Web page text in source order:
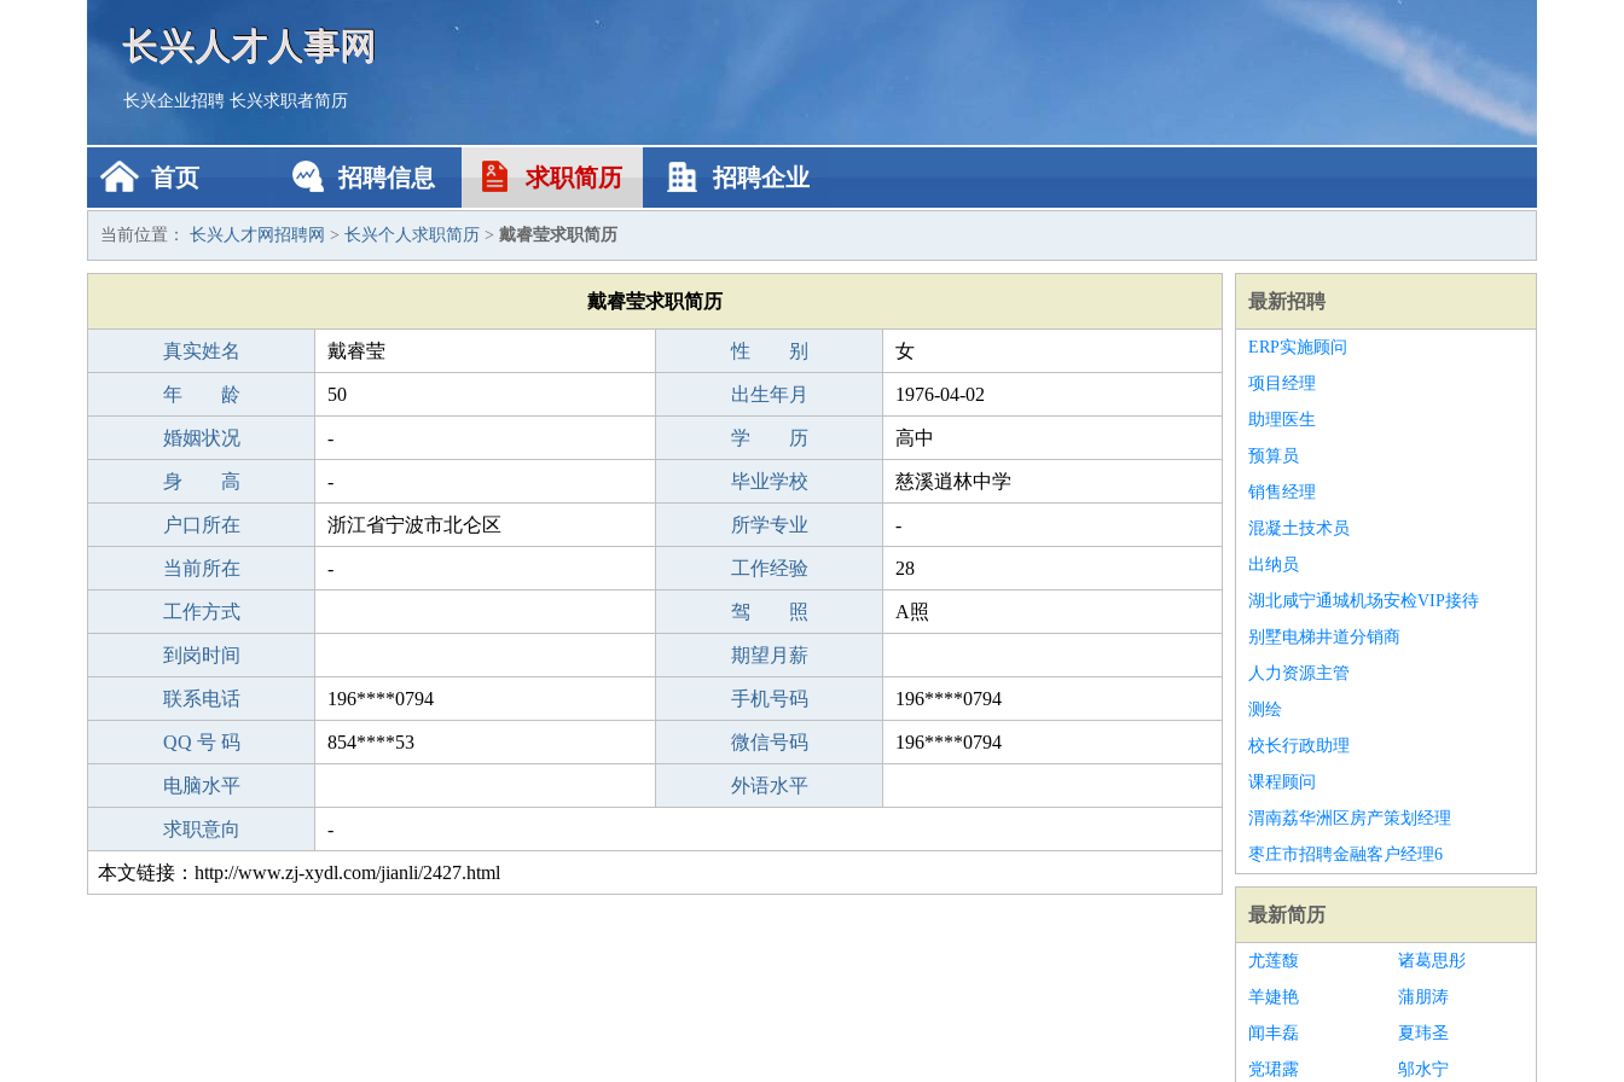
长兴人才人事网
长兴企业招聘 长兴求职者简历
首页 招聘信息 求职简历 招聘企业
当前位置： 长兴人才网招聘网 > 长兴个人求职简历 > 戴睿莹求职简历
戴睿莹求职简历
真实姓名 戴睿莹 性 别 女
年 龄 50 出生年月 1976-04-02
婚姻状况 - 学 历 高中
身 高 - 毕业学校 慈溪逍林中学
户口所在 浙江省宁波市北仑区 所学专业 -
当前所在 - 工作经验 28
工作方式 驾 照 A照
到岗时间 期望月薪
联系电话 196****0794 手机号码 196****0794
QQ 号 码 854****53 微信号码 196****0794
电脑水平 外语水平
求职意向 -
本文链接：http://www.zj-xydl.com/jianli/2427.html
最新招聘
ERP实施顾问
项目经理
助理医生
预算员
销售经理
混凝土技术员
出纳员
湖北咸宁通城机场安检VIP接待
别墅电梯井道分销商
人力资源主管
测绘
校长行政助理
课程顾问
渭南荔华洲区房产策划经理
枣庄市招聘金融客户经理6
最新简历
尤莲馥
诸葛思彤
羊婕艳
蒲朋涛
闻丰磊
夏玮圣
党珺露
邬水宁